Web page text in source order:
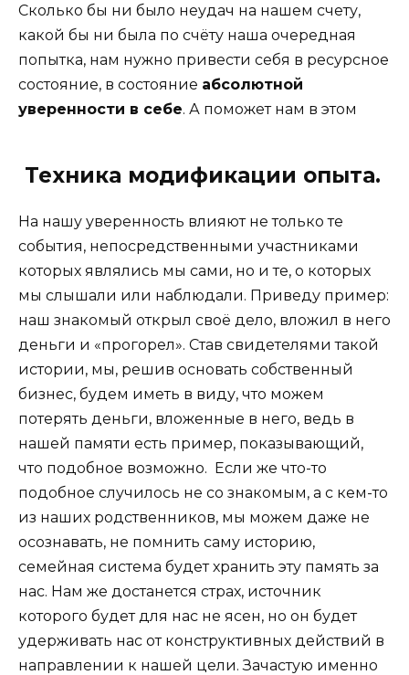
Сколько бы ни было неудач на нашем счету,
какой бы ни была по счёту наша очередная
попытка, нам нужно привести себя в ресурсное
состояние, в состояние абсолютной
уверенности в себе. А поможет нам в этом
Техника модификации опыта.
На нашу уверенность влияют не только те
события, непосредственными участниками
которых являлись мы сами, но и те, о которых
мы слышали или наблюдали. Приведу пример:
наш знакомый открыл своё дело, вложил в него
деньги и «прогорел». Став свидетелями такой
истории, мы, решив основать собственный
бизнес, будем иметь в виду, что можем
потерять деньги, вложенные в него, ведь в
нашей памяти есть пример, показывающий,
что подобное возможно. Если же что-то
подобное случилось не со знакомым, а с кем-то
из наших родственников, мы можем даже не
осознавать, не помнить саму историю,
семейная система будет хранить эту память за
нас. Нам же достанется страх, источник
которого будет для нас не ясен, но он будет
удерживать нас от конструктивных действий в
направлении к нашей цели. Зачастую именно